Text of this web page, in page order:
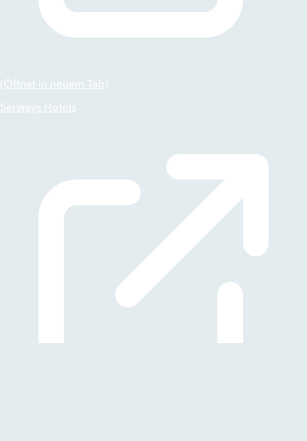
(Öffnet in neuem Tab)
Serways Hotels